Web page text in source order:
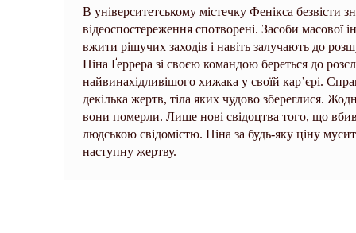
В університетському містечку Фенікса безвісти
відеоспостереження спотворені. Засоби масової
вжити рішучих заходів і навіть залучають до
Ніна Ґеррера зі своєю командою береться до
найвинахідливішого хижака у своїй кар’єрі.
декілька жертв, тіла яких чудово збереглися.
вони померли. Лише нові свідоцтва того, що
людською свідомістю. Ніна за будь-яку ціну
наступну жертву.